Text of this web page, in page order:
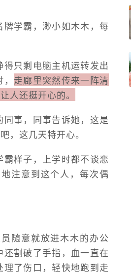
学霸，渺小如木木，每
只剩电脑主机运转发出
走廊里突然传来一阵清
人还挺开心的。
事，同事告诉她，这是
，这几天特开心。
样子，上学时都不谈恋
注意到这个人，每次偶
随意就放进木木的办公
割破了手指，血一直在
了伤口，轻快地跑到走